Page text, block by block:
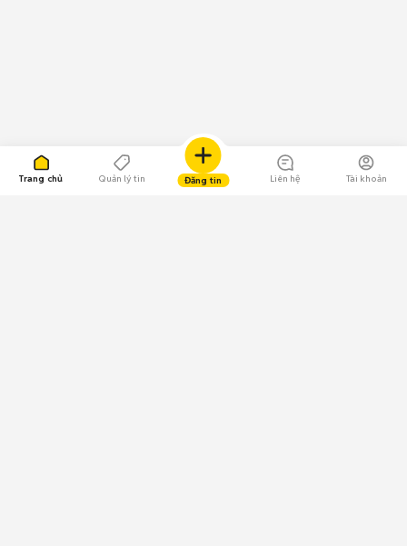
Trang chủ Quản lý tin Đăng tin Liên hệ Tài khoản